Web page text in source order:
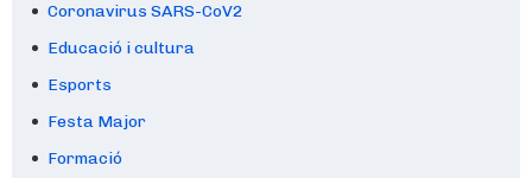
Coronavirus SARS-CoV2
Educació i cultura
Esports
Festa Major
Formació